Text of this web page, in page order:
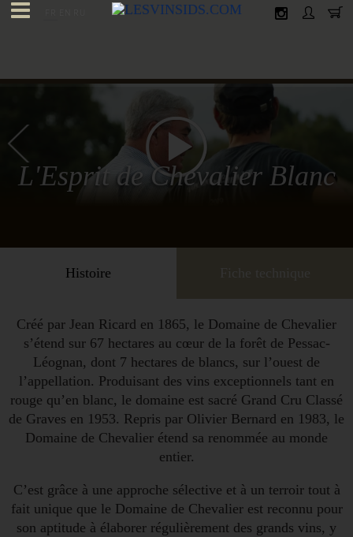
L'Esprit de Chevalier Blanc
Histoire
Créé par Jean Ricard en 1865, le Domaine de Chevalier
s’étend sur 67 hectares au cœur de la forêt de Pessac-
Léognan, dont 7 hectares de blancs, sur l’ouest de
l’appellation. Produisant des vins exceptionnels tant en
rouge qu’en blanc, le domaine est sacré Grand Cru Classé
de Graves en 1953. Repris par Olivier Bernard en 1983, le
Domaine de Chevalier étend sa renommée au monde
entier.
C’est grâce à une approche sélective et à un terroir tout à
fait unique que le Domaine de Chevalier est reconnu pour
son aptitude à élaborer régulièrement des grands vins, y